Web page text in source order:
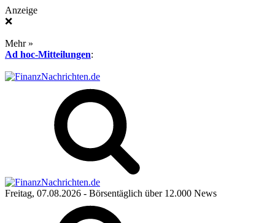
Anzeige
❌
Mehr »
Ad hoc-Mitteilungen:
Freitag, 07.08.2026 - Börsentäglich über 12.000 News